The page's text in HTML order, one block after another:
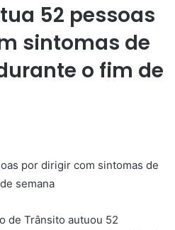
52 pessoas
sintomas de
o fim de
de Trânsito autuou 52